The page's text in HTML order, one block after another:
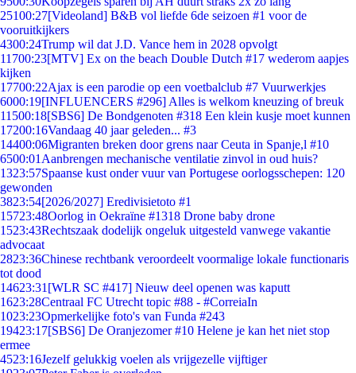
25100:27[Videoland] B&B vol liefde 6de seizoen #1 voor de
vooruitkijkers
4300:24Trump wil dat J.D. Vance hem in 2028 opvolgt
11700:23[MTV] Ex on the beach Double Dutch #17 wederom aapjes
kijken
17700:22Ajax is een parodie op een voetbalclub #7 Vuurwerkjes
6000:19[INFLUENCERS #296] Alles is welkom kneuzing of breuk
11500:18[SBS6] De Bondgenoten #318 Een klein kusje moet kunnen
17200:16Vandaag 40 jaar geleden... #3
14400:06Migranten breken door grens naar Ceuta in Spanje,l #10
6500:01 Aanbrengen mechanische ventilatie zinvol in oud huis?
1323:57Spaanse kust onder vuur van Portugese oorlogsschepen: 120
gewonden
3823:54[2026/2027] Eredivisietoto #1
15723:48Oorlog in Oekraïne #1318 Drone baby drone
1523:43Rechtszaak dodelijk ongeluk uitgesteld vanwege vakantie
advocaat
2823:36Chinese rechtbank veroordeelt voormalige lokale functionaris
tot dood
14623:31 [WLR SC #417] Nieuw deel openen was kaputt
1623:28Centraal FC Utrecht topic #88 - #CorreiaIn
1023:23Opmerkelijke foto's van Funda #243
19423:17[SBS6] De Oranjezomer #10 Helene je kan het niet stop
ermee
4523:16Jezelf gelukkig voelen als vrijgezelle vijftiger